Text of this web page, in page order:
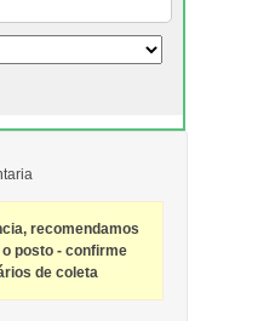
recomendamos
posto - confirme
de coleta